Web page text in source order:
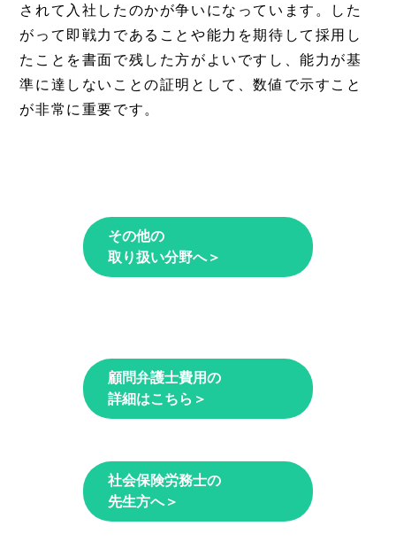
されて入社したのかが争いになっています。した
がって即戦力であることや能力を期待して採用し
たことを書面で残した方がよいですし、能力が基
準に達しないことの証明として、数値で示すこと
が非常に重要です。
その他の
取り扱い分野へ＞
顧問弁護士費用の
詳細はこちら＞
社会保険労務士の
先生方へ＞